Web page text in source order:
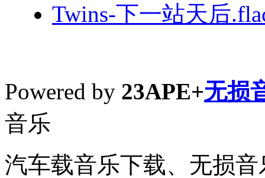
Twins-下一站天后
Powered by 23APE+无损
音乐
汽车载音乐下载、无损